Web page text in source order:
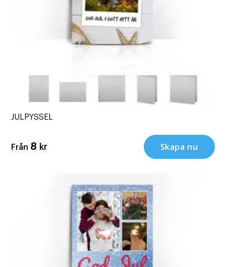
JULPYSSEL
Från 8 kr Skapa nu